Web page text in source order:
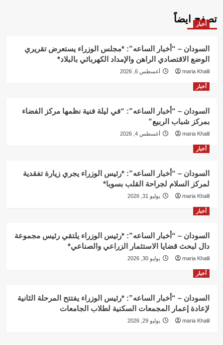
تصفح ايضاً
أخبار
السودان – “أخبار الساعه”: *مجلس الوزراء يستعرض تقريري
الوضع الاقتصادي الراهن والإمداد الكهربائي بالبلاد*
maria Khalil أغسطس 6, 2026
أخبار
السودان – “أخبار الساعه”: “في ليلة فنية نظمها مركز الفضاء
بمركز شباب الربيع”
maria Khalil أغسطس 4, 2026
أخبار
السودان – “أخبار الساعه”: *رئيس الوزراء يجري زيارة تفقدية
لمركز السلام لجراحة القلب بسوبا*
maria Khalil يوليو 31, 2026
أخبار
السودان – “أخبار الساعه”: *رئيس الوزراء يلتقي رئيس مجموعة
دال لبحث قضايا الاستثمار الزراعي والصناعي*
maria Khalil يوليو 30, 2026
أخبار
السودان – “أخبار الساعه”: *رئيس الوزراء يفتتح المرحلة الثانية
لإعادة إعمار المجمعات السكنية لطلاب الجامعات
maria Khalil يوليو 29, 2026